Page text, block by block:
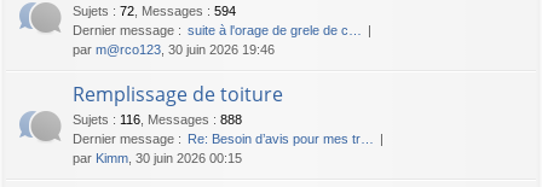
Sujets : 72 Messages : 594
Dernier message : suite à l'orage de grele de c…
par m@rco123 , 30 juin 2026 19:46
Remplissage de toiture
Sujets : 116 Messages : 888
Dernier message : Re: Besoin d’avis pour mes tr…
par Kimm , 30 juin 2026 00:15